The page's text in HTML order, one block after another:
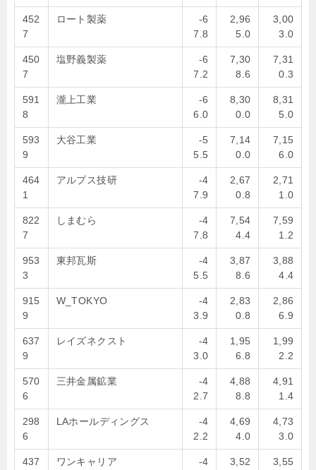
452
7
ロート製薬
-6
7.8
2,96
5.0
3,00
3.0
450
7
塩野義製薬
-6
7.2
7,30
8.6
7,31
0.3
591
8
瀧上工業
-6
6.0
8,30
0.0
8,31
5.0
593
9
大谷工業
-5
5.5
7,14
0.0
7,15
6.0
464
1
アルプス技研
-4
7.9
2,67
0.8
2,71
1.0
822
7
しまむら
-4
7.8
7,54
4.4
7,59
1.2
953
3
東邦瓦斯
-4
5.5
3,87
8.6
3,88
4.4
915
9
W_TOKYO
-4
3.9
2,83
0.8
2,86
6.9
637
9
レイズネクスト
-4
3.0
1,95
6.8
1,99
2.2
570
6
三井金属鉱業
-4
2.7
4,88
8.8
4,91
1.4
298
6
LAホールディングス
-4
2.2
4,69
4.0
4,73
3.0
437
ワンキャリア
-4
3,52
3,55